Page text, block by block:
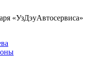
«УзДэуАвтосервиса»